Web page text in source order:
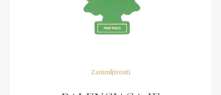
Zanimljivosti